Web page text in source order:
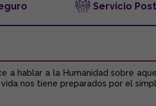
Servicio
a hablar a la Humanidad sobre
nos tiene preparados por el